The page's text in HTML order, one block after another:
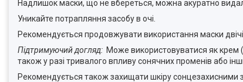
Надлишок маски, що не вбереться, можна акуратно
Уникайте потрапляння засобу в очі.
Рекомендується продовжувати використання маски
Підтримуючий догляд: Може використовуватися як крем
також у разі тривалого впливу сонячних променів або
Рекомендується також захищати шкіру сонцезахисними